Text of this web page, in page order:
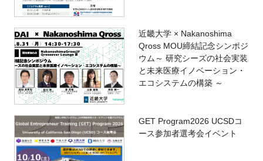
近畿大学 × Nakanoshima
Qross MOU締結記念シンポジ
ウム～ 研究シーズの社会実装
と未来医療イノベーション・
エコシステムの構築 ～
GET Program2026 UCSDコ
ース参加者選考会イベント